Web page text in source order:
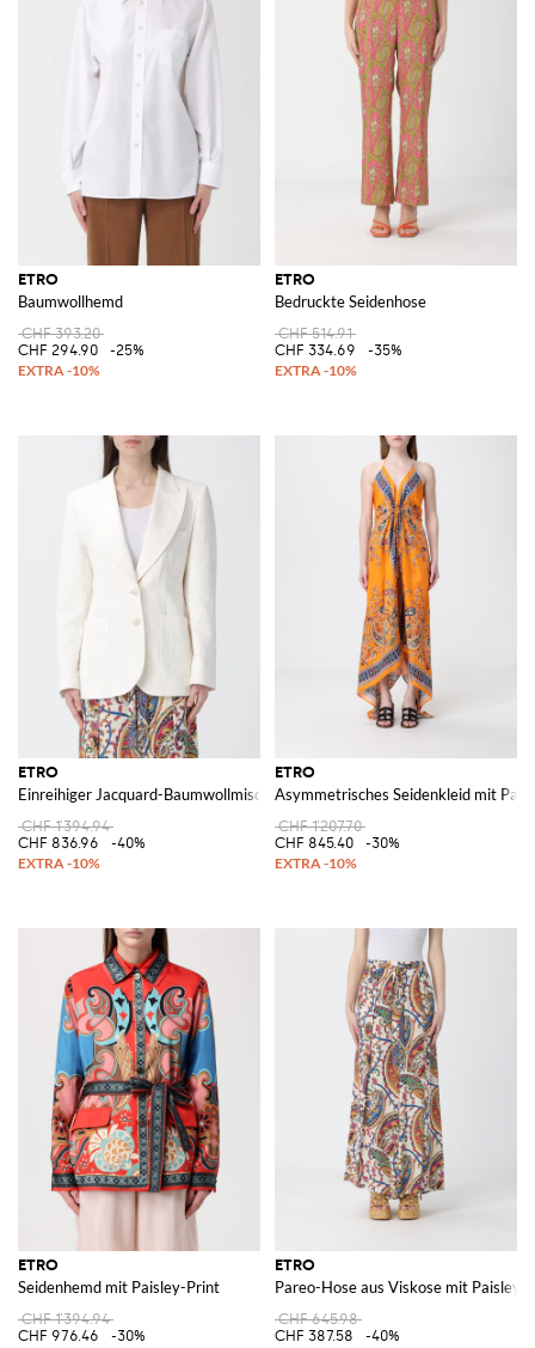
ETRO
Baumwollhemd
CHF 393.20
CHF 294.90
-25%
ETRO
Bedruckte Seidenhose
CHF 514.91
CHF 334.69
-35%
ETRO
Einreihiger Jacquard-Baumwollmischblazer
CHF 1'394.94
CHF 836.96
-40%
ETRO
Asymmetrisches Seidenkleid mit
CHF 1'207.70
CHF 845.40
-30%
ETRO
Seidenhemd mit Paisley-Print
CHF 1'394.94
CHF 976.46
-30%
ETRO
Pareo-Hose aus Viskose mit Paisley-
CHF 645.98
CHF 387.58
-40%